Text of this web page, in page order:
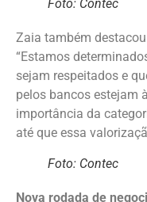
Foto: Contec
Zaia também
“Estamos
sejam respeitados e
pelos bancos estejam
importância da
até que essa
Foto: Contec
Nova rodada de